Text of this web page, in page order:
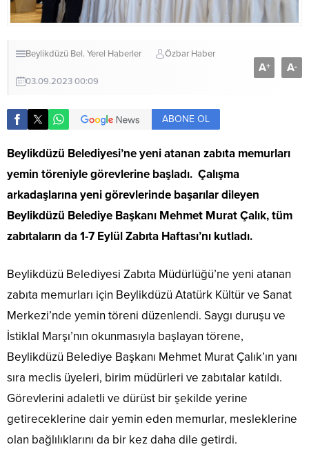
Beylikdüzü Bel. Yerel Haberler Özbar Haber
03.09.2023 00:09
A+ A-
ABONE OL
Beylikdüzü Belediyesi’ne yeni atanan zabıta memurları
yemin töreniyle görevlerine başladı. Çalışma
arkadaşlarına yeni görevlerinde başarılar dileyen
Beylikdüzü Belediye Başkanı Mehmet Murat Çalık, tüm
zabıtaların da 1-7 Eylül Zabıta Haftası’nı kutladı.
Beylikdüzü Belediyesi Zabıta Müdürlüğü’ne yeni atanan
zabıta memurları için Beylikdüzü Atatürk Kültür ve Sanat
Merkezi’nde yemin töreni düzenlendi. Saygı duruşu ve
İstiklal Marşı’nın okunmasıyla başlayan törene,
Beylikdüzü Belediye Başkanı Mehmet Murat Çalık’ın yanı
sıra meclis üyeleri, birim müdürleri ve zabıtalar katıldı.
Görevlerini adaletli ve dürüst bir şekilde yerine
getireceklerine dair yemin eden memurlar, mesleklerine
olan bağlılıklarını da bir kez daha dile getirdi.